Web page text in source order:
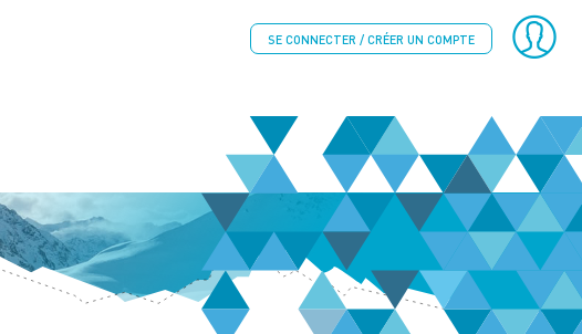
SE CONNECTER / CRÉER UN COMPTE